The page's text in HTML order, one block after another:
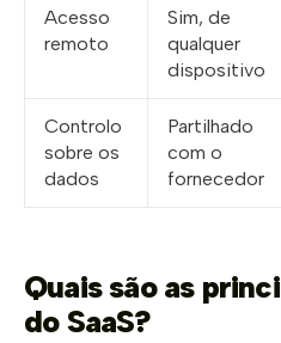
Acesso
remoto
Sim, de
qualquer
dispositivo
Controlo
sobre os
dados
Partilhado
com o
fornecedor
Quais são as
do SaaS?